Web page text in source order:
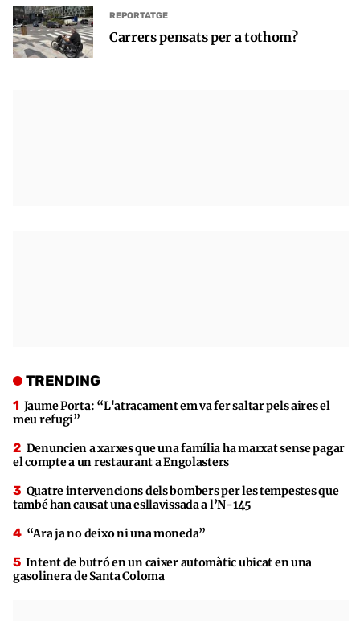
REPORTATGE
Carrers pensats per a tothom?
TRENDING
Jaume Porta: “L'atracament em va fer saltar pels aires el
meu refugi”
Denuncien a xarxes que una família ha marxat sense pagar
el compte a un restaurant a Engolasters
Quatre intervencions dels bombers per les tempestes que
també han causat una esllavissada a l’N-145
“Ara ja no deixo ni una moneda”
Intent de butró en un caixer automàtic ubicat en una
gasolinera de Santa Coloma